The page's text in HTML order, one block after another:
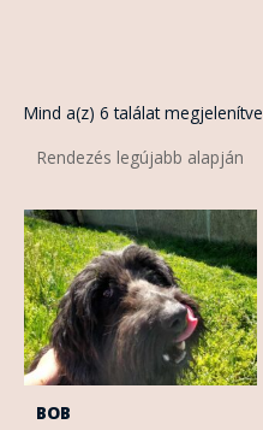
Mind a(z) 6 találat megjelenítve
BOB